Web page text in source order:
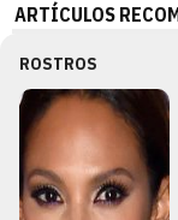
ARTÍCULOS
ROSTROS